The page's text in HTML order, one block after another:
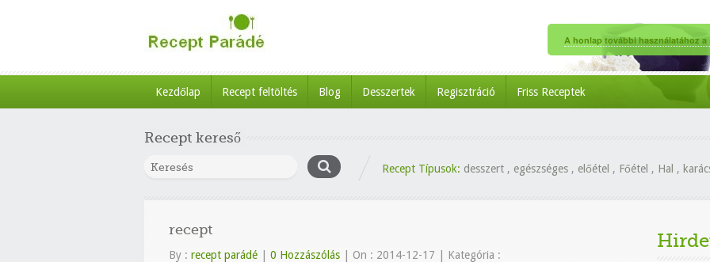
Kezdőlap Recept feltöltés Blog Desszertek Regisztráció Friss Receptek
Recept kereső
Recept Típusok: desszert , egészséges , előétel , Főétel , Hal ,
recept
By : recept parádé 0 Hozzászólás On : 2014-12-17 Kategória :
A honlap további használatához